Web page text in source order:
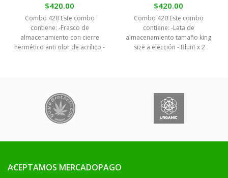
$420.00
Combo 420 Este combo
contiene: -Frasco de
almacenamiento con cierre
hermético anti olor de acrílico -
$420.00
Combo 420 Este combo
contiene: -Lata de
almacenamiento tamaño king
size a elección - Blunt x 2
filtro tamaño 1 1/4 -2 Filtros bio
degradables
ACEPTAMOS MERCADOPAGO